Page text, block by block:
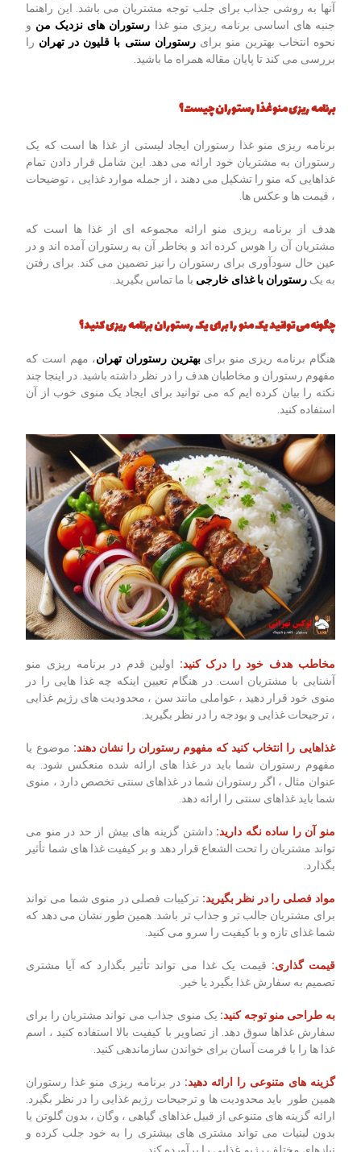
آنها به روشی جذاب برای جلب توجه مشتریان می باشد. این راهنما
جنبه های اساسی برنامه ریزی منو غذا رستوران های نزدیک من و
نحوه انتخاب بهترین منو برایرستوران سنتی با قلیون در تهران را
بررسی می کند تا پایان مقاله همراه ما باشید.
برنامه ریزی منو غذا رستوران چیست؟
برنامه ریزی منو غذا رستوران ایجاد لیستی از غذا ها است که یک
رستوران به مشتریان خود ارائه می دهد. این شامل قرار دادن تمام
غذاهایی که منو را تشکیل می دهند ، از جمله موارد غذایی ، توضیحات
، قیمت ها و عکس ها.
هدف از برنامه ریزی منو ارائه مجموعه ای از غذا ها است که
مشتریان آن را هوس کرده اند و بخاطر آن به رستوران آمده اند و در
عین حال سودآوری برای رستوران را نیز تضمین می کند. برای رفتن
به یکرستوران با غذای خارجی با ما تماس بگیرید.
چگونه می توانید یک منو را برای یک رستوران برنامه ریزی کنید؟
هنگام برنامه ریزی منو برایبهترین رستوران تهران، مهم است که
مفهوم رستوران و مخاطبان هدف را در نظر داشته باشید. در اینجا چند
نکته را بیان کرده ایم که می توانید برای ایجاد یک منوی خوب از آن
استفاده کنید.
مخاطب هدف خود را درک کنید: اولین قدم در برنامه ریزی منو
آشنایی با مشتریان است. در هنگام تعیین اینکه چه غذا هایی را در
منوی خود قرار دهید ، عواملی مانند سن ، محدودیت های رژیم غذایی
، ترجیحات غذایی و بودجه را در نظر بگیرید.
غذاهایی را انتخاب کنید که مفهوم رستوران را نشان دهند: موضوع یا
مفهوم رستوران شما باید در غذا های ارائه شده منعکس شود. به
عنوان مثال ، اگر رستوران شما در غذاهای سنتی تخصص دارد ، منوی
شما باید غذاهای سنتی را ارائه دهد.
منو آن را ساده نگه دارید:داشتن گزینه های بیش از حد در منو می
تواند مشتریان را تحت الشعاع قرار دهد و بر کیفیت غذا های شما تأثیر
بگذارد.
مواد فصلی را در نظر بگیرید: ترکیبات فصلی در منوی شما می تواند
برای مشتریان جالب تر و جذاب تر باشد. همین طور نشان می دهد که
شما غذای تازه و با کیفیت را سرو می کنید.
قیمت گذاری: قیمت یک غذا می تواند تأثیر بگذارد که آیا مشتری
تصمیم به سفارش غذا بگیرد یا خیر.
به طراحی منو توجه کنید: یک منوی جذاب می تواند مشتریان را برای
سفارش غذاها سوق دهد. از تصاویر با کیفیت بالا استفاده کنید ، اسم
غذا ها را با فرمت آسان برای خواندن سازماندهی کنید.
گزینه های متنوعی را ارائه دهید: در برنامه ریزی منو غذا رستوران
همین طور باید محدودیت ها و ترجیحات رژیم غذایی را در نظر بگیرد.
ارائه گزینه های متنوعی از قبیل غذاهای گیاهی ، وگان ، بدون گلوتن یا
بدون لبنیات می تواند مشتری های بیشتری را به خود جلب کرده و